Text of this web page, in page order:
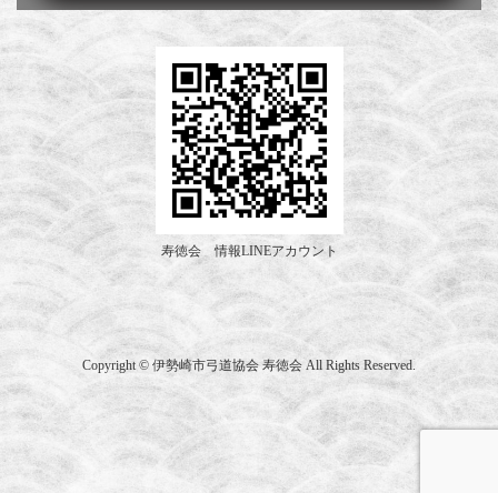
寿徳会 情報LINEアカウント
Copyright © 伊勢崎市弓道協会 寿徳会 All Rights Reserved.